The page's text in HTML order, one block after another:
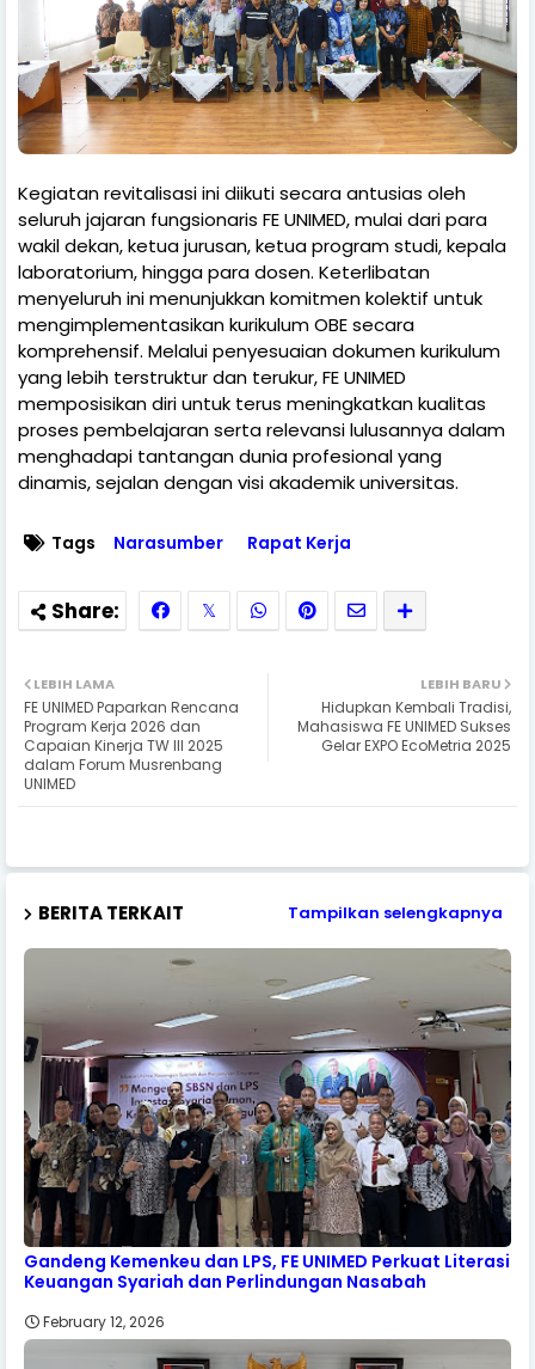
Kegiatan revitalisasi ini diikuti secara antusias oleh
seluruh jajaran fungsionaris FE UNIMED, mulai dari para
wakil dekan, ketua jurusan, ketua program studi, kepala
laboratorium, hingga para dosen. Keterlibatan
menyeluruh ini menunjukkan komitmen kolektif untuk
mengimplementasikan kurikulum OBE secara
komprehensif. Melalui penyesuaian dokumen kurikulum
yang lebih terstruktur dan terukur, FE UNIMED
memposisikan diri untuk terus meningkatkan kualitas
proses pembelajaran serta relevansi lulusannya dalam
menghadapi tantangan dunia profesional yang
dinamis, sejalan dengan visi akademik universitas.
Tags Narasumber Rapat Kerja
LEBIH BARU
Hidupkan Kembali Tradisi,
Mahasiswa FE UNIMED Sukses
Gelar EXPO EcoMetria 2025
LEBIH LAMA
FE UNIMED Paparkan Rencana
Program Kerja 2026 dan
Capaian Kinerja TW III 2025
dalam Forum Musrenbang
UNIMED
BERITA TERKAIT Tampilkan selengkapnya
Gandeng Kemenkeu dan LPS, FE UNIMED Perkuat Literasi
Keuangan Syariah dan Perlindungan Nasabah
February 12, 2026